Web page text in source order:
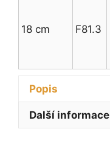
18 cm F81.3
Popis
Další informace